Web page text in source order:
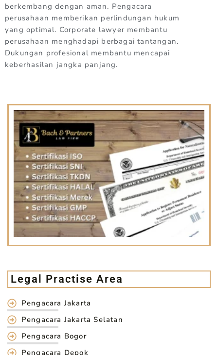
berkembang dengan aman. Pengacara
perusahaan memberikan perlindungan hukum
yang optimal. Corporate lawyer membantu
perusahaan menghadapi berbagai tantangan.
Dukungan profesional membantu mencapai
keberhasilan jangka panjang.
Legal Practise Area
Pengacara Jakarta
Pengacara Jakarta Selatan
Pengacara Bogor
Pengacara Depok